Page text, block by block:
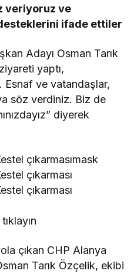
veriyoruz ve
ifade ettiler
Adayı Osman Tarık
yaptı,
ve vatandaşlar,
söz verdiniz. Biz de
diyerek
çıkarmasımask
çıkarması
çıkarması
çıkan CHP Alanya
Tarık Özçelik, ekibi